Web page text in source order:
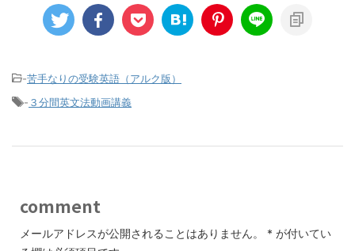
-苦手なりの受験英語（アルク版）
- ３分間英文法動画講義
comment
メールアドレスが公開されることはありません。 * が付いてい